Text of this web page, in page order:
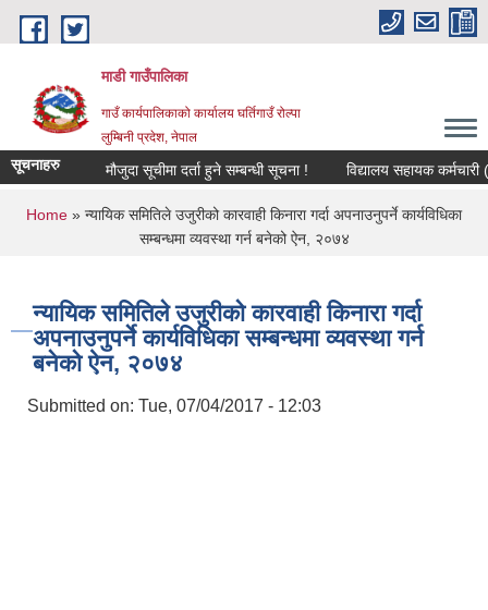
Skip to main content
माडी गाउँपालिका
गाउँ कार्यपालिकाको कार्यालय घर्तिगाउँ रोल्पा
लुम्बिनी प्रदेश, नेपाल
सूचनाहरु मौजुदा सूचीमा दर्ता हुने सम्बन्धी सूचना ! विद्यालय सहायक कर्मचारी
You are here
Home » न्यायिक समितिले उजुरीको कारवाही किनारा गर्दा अपनाउनुपर्ने कार्यविधिका
सम्बन्धमा व्यवस्था गर्न बनेको ऐन, २०७४
न्यायिक समितिले उजुरीको कारवाही किनारा गर्दा
अपनाउनुपर्ने कार्यविधिका सम्बन्धमा व्यवस्था गर्न
बनेको ऐन, २०७४
Submitted on: Tue, 07/04/2017 - 12:03